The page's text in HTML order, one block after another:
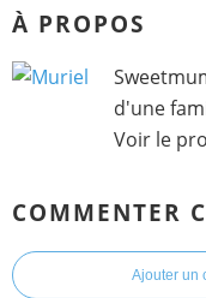
À PROPOS
d'une
Voir le
COMMENTER
Ajouter un